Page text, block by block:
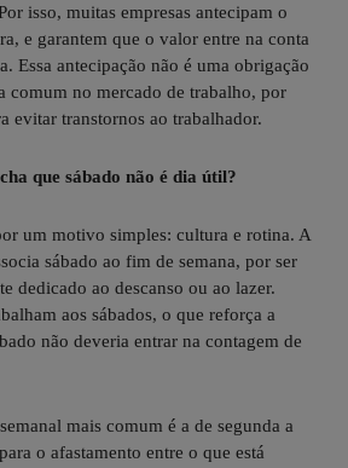
isso, muitas empresas antecipam o
e garantem que o valor entre na conta
Essa antecipação não é uma obrigação
comum no mercado de trabalho, por
evitar transtornos ao trabalhador.
que sábado não é dia útil?
um motivo simples: cultura e rotina. A
sábado ao fim de semana, por ser
dedicado ao descanso ou ao lazer.
aos sábados, o que reforça a
não deveria entrar na contagem de
mais comum é a de segunda a
o afastamento entre o que está